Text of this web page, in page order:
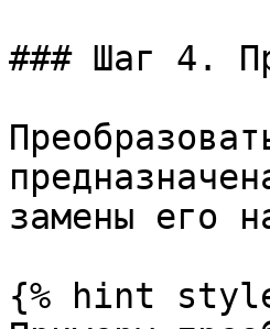
### Шаг 4.
замены его
{% hint